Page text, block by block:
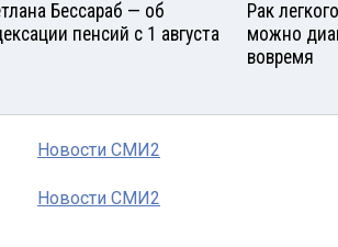
Бессараб — об
пенсий с 1 августа
Рак
можно
вовремя
Новости СМИ2
Новости СМИ2